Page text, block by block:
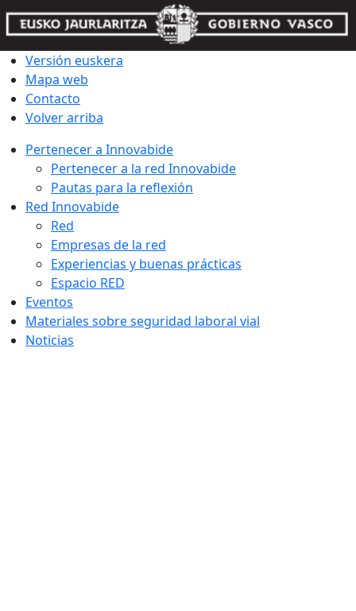
Versión euskera
Mapa web
Contacto
Volver arriba
Pertenecer a Innovabide
Pertenecer a la red Innovabide
Pautas para la reflexión
Red Innovabide
Red
Empresas de la red
Experiencias y buenas prácticas
Espacio RED
Eventos
Materiales sobre seguridad laboral vial
Noticias